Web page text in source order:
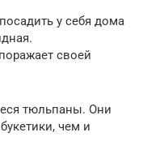
у себя дома
своей
тюльпаны. Они
чем и